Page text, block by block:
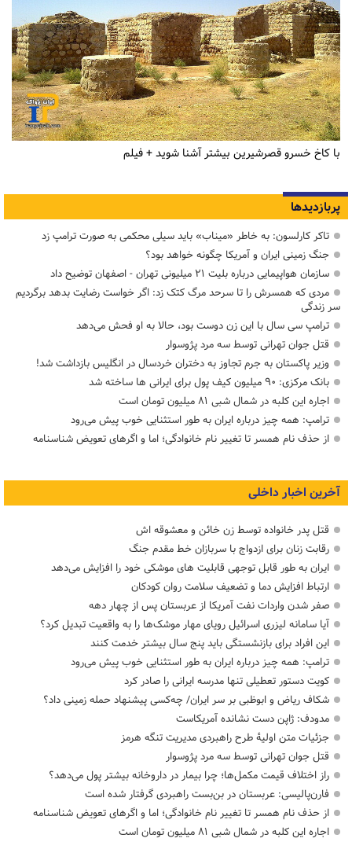
با کاخ خسرو قصرشیرین بیشتر آشنا شوید + فیلم
پربازدیدها
تاکر کارلسون: به خاطر «میناب» باید سیلی محکمی به صورت ترامپ زد
جنگ زمینی ایران و آمریکا چگونه خواهد بود؟
سازمان هواپیمایی درباره بلیت ۲۱ میلیونی تهران - اصفهان توضیح داد
مردی که همسرش را تا سرحد مرگ کتک زد: اگر خواست رضایت بدهد برگردیم
سر زندگی
ترامپ سی سال با این زن دوست بود، حالا به او فحش می‌دهد
قتل جوان تهرانی توسط سه مرد پژوسوار
وزیر پاکستان به جرم تجاوز به دختران خردسال در انگلیس بازداشت شد!
بانک مرکزی: ۹۰ میلیون کیف پول برای ایرانی ها ساخته شد
اجاره این کلبه در شمال شبی ۸۱ میلیون تومان است
ترامپ: همه چیز درباره ایران به طور استثنایی خوب پیش می‌رود
از حذف نام همسر تا تغییر نام خانوادگی؛ اما و اگرهای تعویض شناسنامه
آخرین اخبار داخلی
قتل پدر خانواده توسط زن خائن و معشوقه اش
رقابت زنان برای ازدواج با سربازان خط مقدم جنگ
ایران به طور قابل توجهی قابلیت های موشکی خود را افزایش می‌دهد
ارتباط افزایش دما و تضعیف سلامت روان کودکان
صفر شدن واردات نفت آمریکا از عربستان پس از چهار دهه
آیا سامانه لیزری اسرائیل رویای مهار موشک‌ها را به واقعیت تبدیل کرد؟
این افراد برای بازنشستگی باید پنج سال بیشتر خدمت کنند
ترامپ: همه چیز درباره ایران به طور استثنایی خوب پیش می‌رود
کویت دستور تعطیلی تنها مدرسه ایرانی را صادر کرد
شکاف ریاض و ابوظبی بر سر ایران/ چه‌کسی پیشنهاد حمله زمینی داد؟
مدودف: ژاپن دست نشانده آمریکاست
جزئیات متن اولیۀ طرح راهبردی مدیریت تنگه هرمز
قتل جوان تهرانی توسط سه مرد پژوسوار
راز اختلاف قیمت مکمل‌ها؛ چرا بیمار در داروخانه بیشتر پول می‌دهد؟
فارن‌پالیسی: عربستان در بن‌بست راهبردی گرفتار شده است
از حذف نام همسر تا تغییر نام خانوادگی؛ اما و اگرهای تعویض شناسنامه
اجاره این کلبه در شمال شبی ۸۱ میلیون تومان است